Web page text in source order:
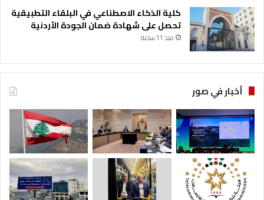
كلية الذكاء الاصطناعي في البلقاء التطبيقية
تحصل على شهادة ضمان الجودة الأردنية
منذ 11 ساعة
أخبار في صور